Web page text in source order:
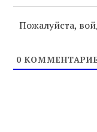
Пожалуйста,
0